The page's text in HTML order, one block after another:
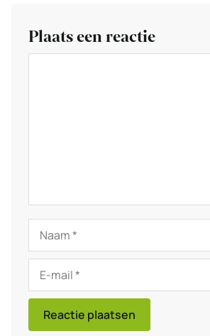
Plaats een reactie
Naam
mail